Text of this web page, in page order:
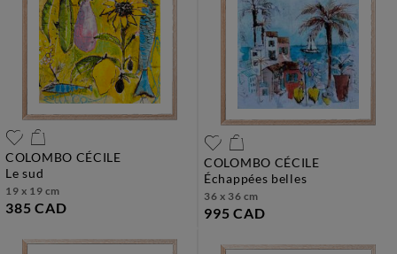
COLOMBO CÉCILE
le sud
19 x 19 cm
385 CAD
COLOMBO CÉCILE
échappées belles
36 x 36 cm
995 CAD